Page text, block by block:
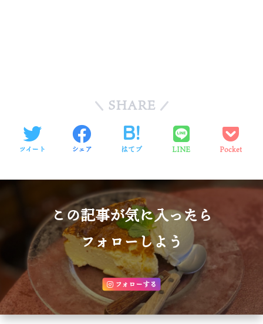
SHARE
ツイート シェア はてブ LINE Pocket
この記事が気に入ったら
フォローしよう
フォローする